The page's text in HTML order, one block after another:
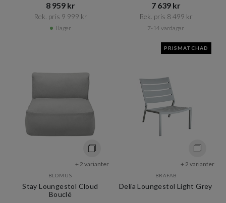
8 959 kr​​
Rek. pris 9 999 kr​​
I lager
7 639 kr​​
Rek. pris 8 499 kr​​
7-14 vardagar
+ 2 varianter
BLOMUS
Stay Loungestol Cloud
Bouclé
PRISMATCHAD
+ 2 varianter
BRAFAB
Delia Loungestol Light Grey